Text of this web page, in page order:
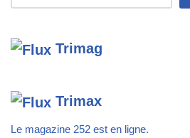
Trimag
Trimax
Le magazine 252 est en ligne.